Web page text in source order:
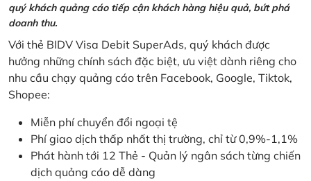
quý khách quảng cáo tiếp cận khách hàng hiệu quả, bứt phá
doanh thu.
Với thẻ BIDV Visa Debit SuperAds, quý khách được
hưởng những chính sách đặc biệt, ưu việt dành riêng cho
nhu cầu chạy quảng cáo trên Facebook, Google, Tiktok,
Shopee:
Miễn phí chuyển đổi ngoại tệ
Phí giao dịch thấp nhất thị trường, chỉ từ 0,9%-1,1%
Phát hành tới 12 Thẻ - Quản lý ngân sách từng chiến
dịch quảng cáo dễ dàng